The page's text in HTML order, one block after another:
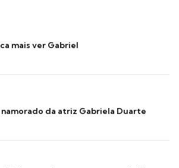
mais ver Gabriel
namorado da atriz Gabriela Duarte